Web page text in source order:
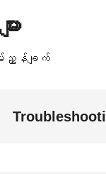
း
လမ်းညွှန်ချက်